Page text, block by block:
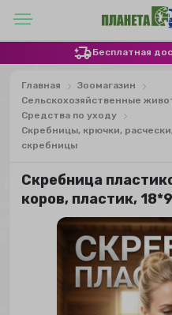
Бесплатная
Главная
Зоомагазин
Сельскохозяйственные
Средства по уходу
Скребницы, крючки,
скребницы
Скребница
коров, пластик,